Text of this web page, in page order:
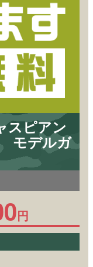
スピアン
モデルガ
円